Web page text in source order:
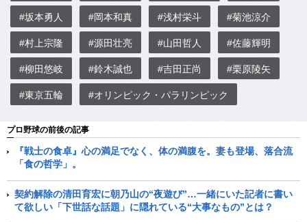
#坂本勇人 #岡本和真 #浅村栄斗 #菊池涼介
#村上宗隆 #源田壮亮 #山田哲人 #佐藤輝明
#柳田悠岐 #鈴木誠也 #吉田正尚 #栗原陵矢
#東京五輪 #オリンピック・パラリンピック
プロ野球の前後の記事
『戦士の食卓』心の満足でなく、体の満腹を。妻も登場、落合流
「食の哲学」。
契約解除の清田育宏に朝乃山の“夜遊び”…一緒にいた記者に書い
て欲しい「下世話な話題」に隠れている“大事なもの”とは？